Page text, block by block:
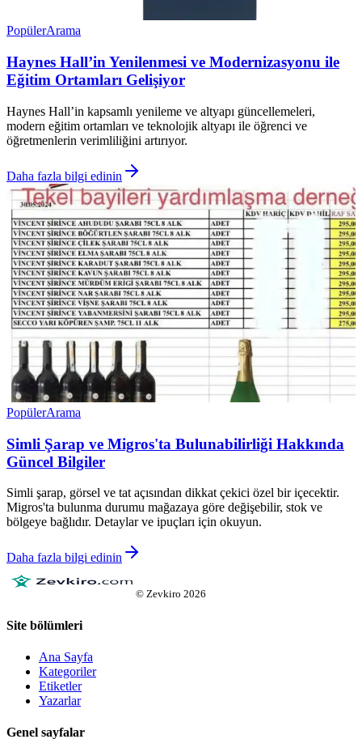
PopülerArama
Haynes Hall’in Yenilenmesi ve Modernizasyonu ile
Eğitim Ortamları Gelişiyor
Haynes Hall’in kapsamlı yenileme ve altyapı güncellemeleri,
modern eğitim ortamları ve teknolojik altyapı ile öğrenci ve
öğretmenlerin verimliliğini artırıyor.
Daha fazla bilgi edinin
PopülerArama
Simli Şarap ve Migros'ta Bulunabilirliği Hakkında
Güncel Bilgiler
Simli şarap, görsel ve tat açısından dikkat çekici özel bir içecektir.
Migros'ta bulunma durumu mağazaya göre değişebilir, stok ve
bölgeye bağlıdır. Detaylar ve ipuçları için okuyun.
Daha fazla bilgi edinin
© Zevkiro 2026
Site bölümleri
Ana Sayfa
Kategoriler
Etiketler
Yazarlar
Genel sayfalar